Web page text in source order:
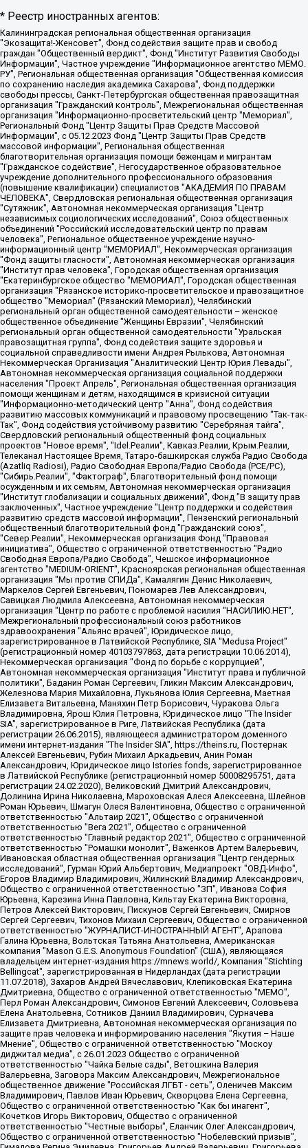
* Реестр иностранных агентов:
Калининградская региональная общественная организация "Экозащита!-Женсовет", Фонд содействия защите прав и свобод граждан "Общественный вердикт", Фонд "Институт Развития Свободы Информации", Частное учреждение "Информационное агентство МЕМО. РУ", Региональная общественная организация "Общественная комиссия по сохранению наследия академика Сахарова", Фонд поддержки свободы прессы, Санкт-Петербургская общественная правозащитная организация "Гражданский контроль", Межрегиональная общественная организация "Информационно-просветительский центр "Мемориал", Региональный Фонд "Центр Защиты Прав Средств Массовой Информации", с 05.12.2023 Фонд "Центр Защиты Прав Средств массовой информации", Региональная общественная благотворительная организация помощи беженцам и мигрантам "Гражданское содействие", Негосударственное образовательное учреждение дополнительного профессионального образования (повышение квалификации) специалистов "АКАДЕМИЯ ПО ПРАВАМ ЧЕЛОВЕКА", Свердловская региональная общественная организация "Сутяжник", Автономная некоммерческая организация "Центр независимых социологических исследований", Союз общественных объединений "Российский исследовательский центр по правам человека", Региональное общественное учреждение научно-информационный центр "МЕМОРИАЛ", Некоммерческая организация "Фонд защиты гласности", Автономная некоммерческая организация "Институт прав человека", Городская общественная организация "Екатеринбургское общество "МЕМОРИАЛ", Городская общественная организация "Рязанское историко-просветительское и правозащитное общество "Мемориал" (Рязанский Мемориал), Челябинский региональный орган общественной самодеятельности – женское общественное объединение "Женщины Евразии", Челябинский региональный орган общественной самодеятельности "Уральская правозащитная группа", Фонд содействия защите здоровья и социальной справедливости имени Андрея Рылькова, Автономная Некоммерческая Организация "Аналитический Центр Юрия Левады", Автономная некоммерческая организация социальной поддержки населения "Проект Апрель", Региональная общественная организация помощи женщинам и детям, находящимся в кризисной ситуации "Информационно-методический центр "Анна", Фонд содействия развитию массовых коммуникаций и правовому просвещению "Так-так-Так", Фонд содействия устойчивому развитию "Серебряная тайга", Свердловский региональный общественный фонд социальных проектов "Новое время", "Idel.Реалии", Кавказ.Реалии, Крым.Реалии, Телеканал Настоящее Время, Татаро-башкирская служба Радио Свобода (Azatliq Radiosi), Радио Свободная Европа/Радио Свобода (PCE/PC), "Сибирь.Реалии", "Фактограф", Благотворительный фонд помощи осужденным и их семьям, Автономная некоммерческая организация "Институт глобализации и социальных движений", Фонд "В защиту прав заключенных", Частное учреждение "Центр поддержки и содействия развитию средств массовой информации", Пензенский региональный общественный благотворительный фонд "Гражданский союз", "Север.Реалии", Некоммерческая организация Фонд "Правовая инициатива", Общество с ограниченной ответственностью "Радио Свободная Европа/Радио Свобода", Чешское информационное агентство "MEDIUM-ORIENT", Красноярская региональная общественная организация "Мы против СПИДа", Камалягин Денис Николаевич, Маркелов Сергей Евгеньевич, Пономарев Лев Александрович, Савицкая Людмила Алексеевна, Автономная некоммерческая организация "Центр по работе с проблемой насилия "НАСИЛИЮ.НЕТ", Межрегиональный профессиональный союз работников здравоохранения "Альянс врачей", Юридическое лицо, зарегистрированное в Латвийской Республике, SIA "Medusa Project" (регистрационный номер 40103797863, дата регистрации 10.06.2014), Некоммерческая организация "Фонд по борьбе с коррупцией", Автономная некоммерческая организация "Институт права и публичной политики", Баданин Роман Сергеевич, Гликин Максим Александрович, Железнова Мария Михайловна, Лукьянова Юлия Сергеевна, Маетная Елизавета Витальевна, Маняхин Петр Борисович, Чуракова Ольга Владимировна, Ярош Юлия Петровна, Юридическое лицо "The Insider SIA", зарегистрированное в Риге, Латвийская Республика (дата регистрации 26.06.2015), являющееся администратором доменного имени интернет-издания "The Insider SIA", https://theins.ru, Постернак Алексей Евгеньевич, Рубин Михаил Аркадьевич, Анин Роман Александрович, Юридическое лицо Istories fonds, зарегистрированное в Латвийской Республике (регистрационный номер 50008295751, дата регистрации 24.02.2020), Великовский Дмитрий Александрович, Долинина Ирина Николаевна, Мароховская Алеся Алексеевна, Шлейнов Роман Юрьевич, Шмагун Олеся Валентиновна, Общество с ограниченной ответственностью "Альтаир 2021", Общество с ограниченной ответственностью "Вега 2021", Общество с ограниченной ответственностью "Главный редактор 2021", Общество с ограниченной ответственностью "Ромашки монолит", Важенков Артем Валерьевич, Ивановская областная общественная организация "Центр гендерных исследований", Гурман Юрий Альбертович, Медиапроект "ОВД-Инфо", Егоров Владимир Владимирович, Жилинский Владимир Александрович, Общество с ограниченной ответственностью "ЗП", Иванова София Юрьевна, Карезина Инна Павловна, Кильтау Екатерина Викторовна, Петров Алексей Викторович, Пискунов Сергей Евгеньевич, Смирнов Сергей Сергеевич, Тихонов Михаил Сергеевич, Общество с ограниченной ответственностью "ЖУРНАЛИСТ-ИНОСТРАННЫЙ АГЕНТ", Арапова Галина Юрьевна, Вольтская Татьяна Анатольевна, Американская компания "Mason G.E.S. Anonymous Foundation" (США), являющаяся владельцем интернет-издания https://mnews.world/, Компания "Stichting Bellingcat", зарегистрированная в Нидерландах (дата регистрации 11.07.2018), Захаров Андрей Вячеславович, Клепиковская Екатерина Дмитриевна, Общество с ограниченной ответственностью "МЕМО", Перл Роман Александрович, Симонов Евгений Алексеевич, Соловьева Елена Анатольевна, Сотников Даниил Владимирович, Сурначева Елизавета Дмитриевна, Автономная некоммерческая организация по защите прав человека и информированию населения "Якутия – Наше Мнение", Общество с ограниченной ответственностью "Москоу диджитал медиа", с 26.01.2023 Общество с ограниченной ответственностью "Чайка Белые сады", Ветошкина Валерия Валерьевна, Заговора Максим Александрович, Межрегиональное общественное движение "Российская ЛГБТ - сеть", Оленичев Максим Владимирович, Павлов Иван Юрьевич, Скворцова Елена Сергеевна, Общество с ограниченной ответственностью "Как бы инагент", Кочетков Игорь Викторович, Общество с ограниченной ответственностью "Честные выборы", Еланчик Олег Александрович, Общество с ограниченной ответственностью "Нобелевский призыв", Гималова Регина Эмилевна, Григорьев Андрей Валерьевич, Григорьева Алина Александровна, Ассоциация по содействию защите прав призывников, альтернативнослужащих и военнослужащих "Правозащитная группа "Гражданин.Армия.Право", Хисамова Регина Фаритовна, Автономная некоммерческая организация по реализации социально-правовых программ "Лилит", Дальневосточное общественное движение "Маяк", Санкт-Петербургская ЛГБТ-инициативная группа "Выход", Инициативная группа ЛГБТ+ "Реверс", Алексеев Андрей Викторович, Бекбулатова Таисия Львовна, Беляев Иван Михайлович, Владыкина Елена Сергеевна, Гельман Марат Александрович, Никульшина Вероника Юрьевна, Толоконникова Надежда Андреевна, Шендерович Виктор Анатольевич, Общество с ограниченной ответственностью "Данное сообщение", Общество с ограниченной ответственностью Издательский дом "Новая глава", Айнбиндер Александра Александровна, Московский комьюнити-центр для ЛГБТ+инициатив, Благотворительный фонд развития филантропии, Deutsche Welle (Германия, Kurt-Schumacher-Strasse 3, 53113 Bonn), Борзунова Мария Михайловна, Воробьев Виктор Викторович, Голубева Анна Львовна, Константинова Алла Михайловна, Малкова Ирина Владимировна, Мурадов Мурад Абдулгалимович, Осетинская Елизавета Николаевна, Понасенков Евгений Николаевич, Ганапольский Матвей Юрьевич, Киселев Евгений Алексеевич, Борухович Ирина Григорьевна, Дремин Иван Тимофеевич, Дубровский Дмитрий Викторович, Красноярская региональная общественная организация поддержки и развития альтернативных образовательных технологий и межкультурных коммуникаций "ИНТЕРРА", Маяковская Екатерина Алексеевна, Фейгин Марк Захарович, Филимонов Андрей Викторович, Дзугкоева Регина Николаевна, Доброхотов Роман Александрович, Дудь Юрий Александрович, Елкин Сергей Владимирович, Кругликов Кирилл Игоревич, Сабунаева Мария Леонидовна, Семенов Алексей Владимирович, Шаинян Карен Багратович, Шульман Екатерина Михайловна, Асафьев Артур Валерьевич, Вахштайн Виктор Семенович, Венедиктов Алексей Алексеевич, Лушникова Екатерина Евгеньевна, Волков Леонид Михайлович, Невзоров Александр Глебович, Пархоменко Сергей Борисович, Сироткин Ярослав Николаевич, Кара-Мурза Владимир Владимирович, Баранова Наталья Владимировна, Гозман Леонид Яковлевич, Кагарлицкий Борис Юльевич, Климарев Михаил Валерьевич, Милов Владимир Станиславович, Автономная некоммерческая организация Краснодарский центр современного искусства "Типография", Моргенштерн Алишер Тагирович, Соболь Любовь Эдуардовна, Общество с ограниченной ответственностью "ЛИЗА НОРМ", Каспаров Гарри Кимович, Ходорковский Михаил Борисович, Общество с ограниченной ответственностью "Апрельские тезисы", Данилович Ирина Брониславовна, Кашин Олег Владимирович, Петров Николай Владимирович, Пивоваров Алексей Владимирович, Соколов Михаил Владимирович, Цветкова Юлия Владимировна, Чичваркин Евгений Александрович, Комитет против пыток/Команда против пыток, Общество с ограниченной ответственностью "Первый научный", Общество с ограниченной ответственностью "Вертолет и ко", Белоцерковская Вероника Борисовна, Кац Максим Евгеньевич, Лазарева Татьяна Юрьевна, Шаведдинов Руслан Табризович, Яшин Илья Валерьевич, Общество с ограниченной ответственностью "Иноагент ААВ", Алешковский Дмитрий Петрович, Альбац Евгения Марковна, Быков Дмитрий Львович, Галямина Юлия Евгеньевна, Лойко Сергей Леонидович, Мартынов Кирилл Константинович, Медведев Сергей Александрович, Крашенинников Федор Геннадиевич, Гордеева Катерина Вл